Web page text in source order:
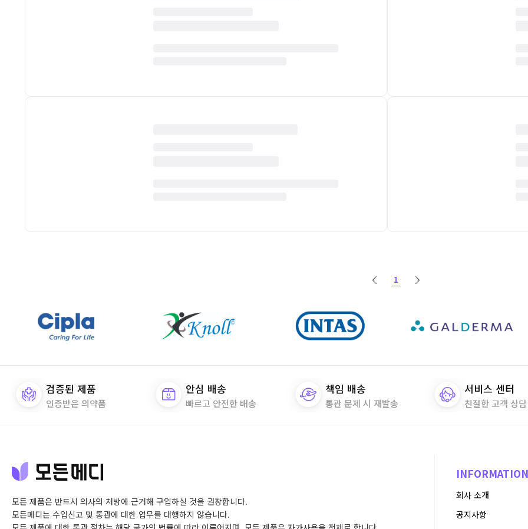
1
검증된 제품
인증받은 의약품
안심 배송
빠르고 안전한 배송
책임 배송
통관 문제 시 재발송
서비스 센터
친절한 고객 상
모든 제품은 반드시 의사의 처방에 근거해 구입하실 것을 권장합니다.
모든메디는 수입신고 및 통관에 대한 업무를 대행하지 않습니다.
INFORMATION
회사 소개
공지사항